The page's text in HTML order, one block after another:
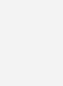
Note
einer
einem
ist,